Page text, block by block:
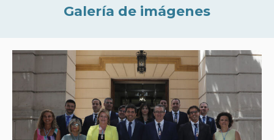
Galería de imágenes